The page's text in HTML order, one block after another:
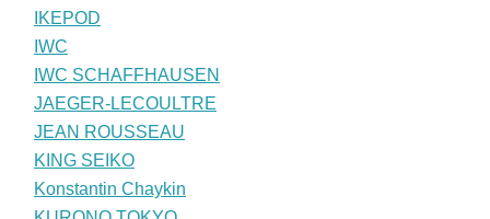
IKEPOD
IWC
IWC SCHAFFHAUSEN
JAEGER-LECOULTRE
JEAN ROUSSEAU
KING SEIKO
Konstantin Chaykin